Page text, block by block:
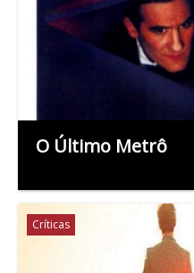
O Último Metrô
Críticas